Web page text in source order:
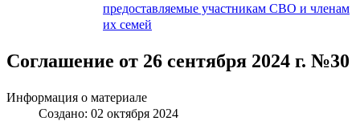
предоставляемые участникам СВО и членам
их семей
Соглашение от 26 сентября 2024 г. №30
Информация о материале
Создано: 02 октября 2024